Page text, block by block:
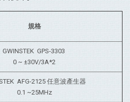
規格
GWINSTEK GPS-3303
0 ~ ±30V/3A*2
AFG-2125 任意波產生器
0.1 ~25MHz